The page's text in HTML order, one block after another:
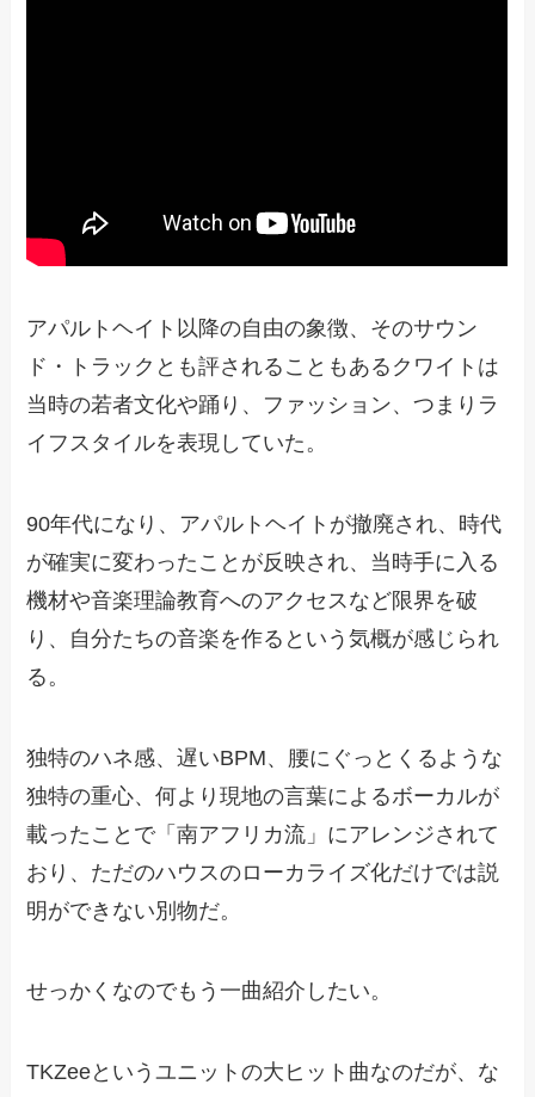
アパルトヘイト以降の自由の象徴、そのサウン
ド・トラックとも評されることもあるクワイトは
当時の若者文化や踊り、ファッション、つまりラ
イフスタイルを表現していた。
90年代になり、アパルトヘイトが撤廃され、時代
が確実に変わったことが反映され、当時手に入る
機材や音楽理論教育へのアクセスなど限界を破
り、自分たちの音楽を作るという気概が感じられ
る。
独特のハネ感、遅いBPM、腰にぐっとくるような
独特の重心、何より現地の言葉によるボーカルが
載ったことで「南アフリカ流」にアレンジされて
おり、ただのハウスのローカライズ化だけでは説
明ができない別物だ。
せっかくなのでもう一曲紹介したい。
TKZeeというユニットの大ヒット曲なのだが、な